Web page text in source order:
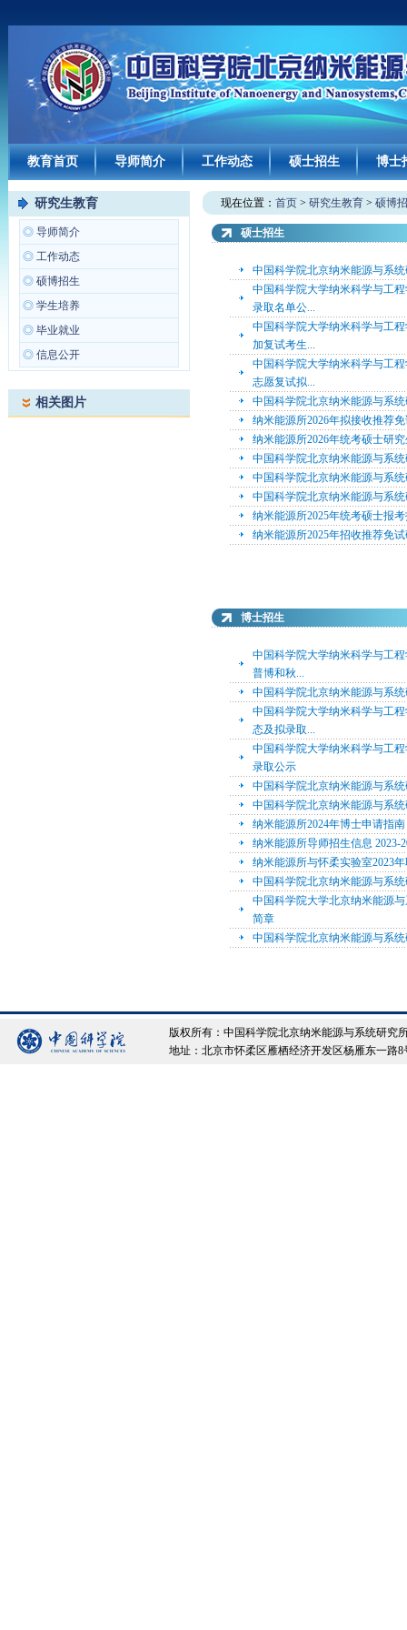
教育首页 导师简介 工作动态 硕士招生 博士
研究生教育
◎ 导师简介
◎ 工作动态
◎ 硕博招生
◎ 学生培养
◎ 毕业就业
◎ 信息公开
相关图片
现在位置： 首页> 研究生教育> 硕博
硕士招生
中国科学院北京纳米能源与系
中国科学院大学纳米科学与工
录取名单公...
中国科学院大学纳米科学与工
加复试考生...
中国科学院大学纳米科学与工
志愿复试拟...
中国科学院北京纳米能源与系
纳米能源所2026年拟接收推荐
纳米能源所2026年统考硕士研
中国科学院北京纳米能源与系
中国科学院北京纳米能源与系
中国科学院北京纳米能源与系
纳米能源所2025年统考硕士报
纳米能源所2025年招收推荐免
博士招生
中国科学院大学纳米科学与工
普博和秋...
中国科学院北京纳米能源与系
中国科学院大学纳米科学与工
态及拟录取...
中国科学院大学纳米科学与工
录取公示
中国科学院北京纳米能源与系
中国科学院北京纳米能源与系
纳米能源所2024年博士申请指南
纳米能源所导师招生信息 2023-
纳米能源所与怀柔实验室2023
中国科学院北京纳米能源与系
中国科学院大学北京纳米能源
简章
中国科学院北京纳米能源与系
版权所有：中国科学院北京纳米能源与系统研究
地址：北京市怀柔区雁栖经济开发区杨雁东一路8